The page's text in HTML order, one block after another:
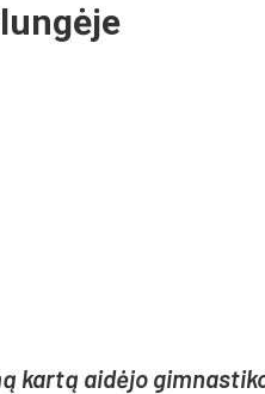
kar­tą ai­dė­jo